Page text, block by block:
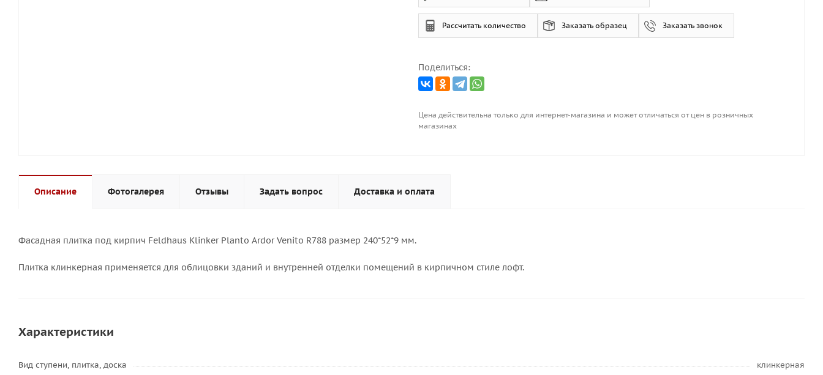
Рассчитать количество Заказать образец Заказать звонок
Поделиться:
Цена действительна только для интернет-магазина и может отличаться от цен в розничных
магазинах
Описание Фотогалерея Отзывы Задать вопрос Доставка и оплата
Фасадная плитка под кирпич Feldhaus Klinker Planto Ardor Venito R788 размер 240*52*9 мм.
Плитка клинкерная применяется для облицовки зданий и внутренней отделки помещений в кирпичном стиле лофт.
Характеристики
Вид ступени, плитка, доска
клинкерная